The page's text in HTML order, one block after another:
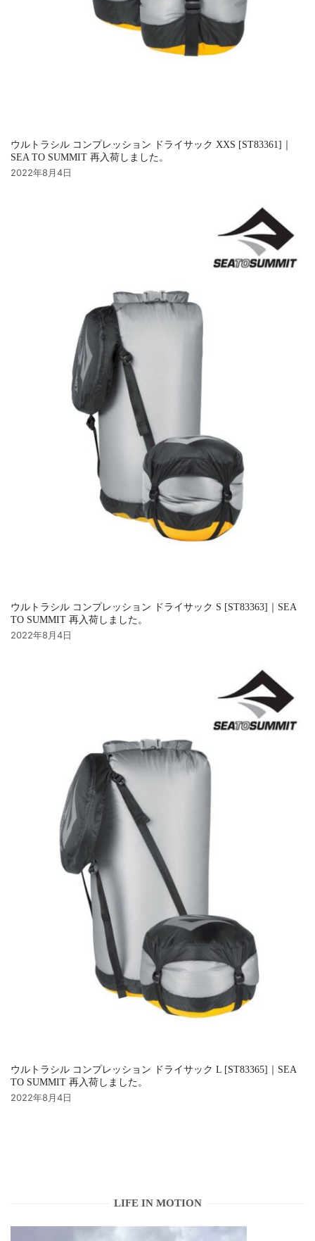
ウルトラシル コンプレッション ドライサック XXS [ST83361]｜
SEA TO SUMMIT 再入荷しました。
2022年8月4日
ウルトラシル コンプレッション ドライサック S [ST83363]｜SEA
TO SUMMIT 再入荷しました。
2022年8月4日
ウルトラシル コンプレッション ドライサック L [ST83365]｜SEA
TO SUMMIT 再入荷しました。
2022年8月4日
LIFE IN MOTION